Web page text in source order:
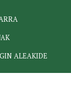
ALEAKIDE